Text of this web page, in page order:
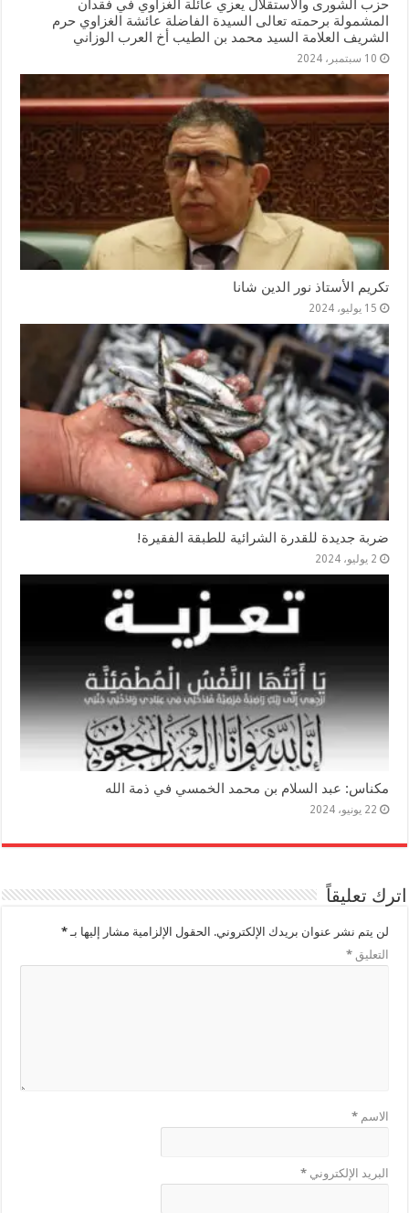
حزب الشورى والاستقلال يعزي عائلة الغزاوي في فقدان
المشمولة برحمته تعالى السيدة الفاضلة عائشة الغزاوي حرم
الشريف العلامة السيد محمد بن الطيب أخ العرب الوزاني
10 سبتمبر، 2024
تكريم الأستاذ نور الدين شانا
15 يوليو، 2024
ضربة جديدة للقدرة الشرائية للطبقة الفقيرة!
2 يوليو، 2024
مكناس: عبد السلام بن محمد الخمسي في ذمة الله
22 يونيو، 2024
اترك تعليقاً
لن يتم نشر عنوان بريدك الإلكتروني. الحقول الإلزامية مشار إليها بـ*
التعليق*
الاسم*
البريد الإلكتروني*